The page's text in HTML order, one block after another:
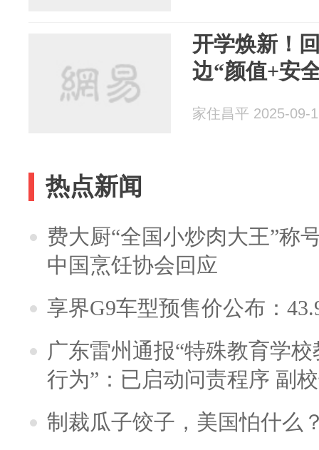
开学焕新！
边“颜值+安
家住昌平 2025-09-
热点新闻
费大厨“全国小炒肉大王”称
中国烹饪协会回应
享界G9车型预售价公布：
广东雷州通报“特殊教育学
行为”：已启动问责程序 副
制裁瓜子饺子，美国怕什么